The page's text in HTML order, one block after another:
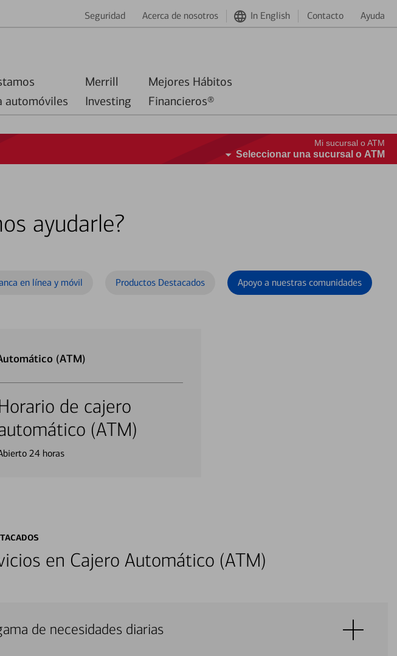
Seguridad Acerca de nosotros In English Contacto Ayuda
automóviles
Merrill
Investing
Mejores Hábitos
Financieros®
Mi sucursal o ATM
Seleccionar una sucursal o ATM
ayudarle?
en línea y móvil Productos Destacados Apoyo a nuestras comunidades
(ATM)
de cajero
(ATM)
24 horas
en Cajero Automático (ATM)
de necesidades diarias